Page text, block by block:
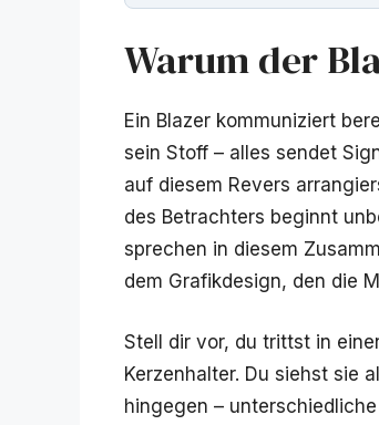
Warum der
Ein Blazer kommuniziert
sein Stoff – alles sendet
auf diesem Revers
des Betrachters beginnt
sprechen in diesem
dem Grafikdesign, den die
Stell dir vor, du trittst in
Kerzenhalter. Du siehst sie
hingegen –